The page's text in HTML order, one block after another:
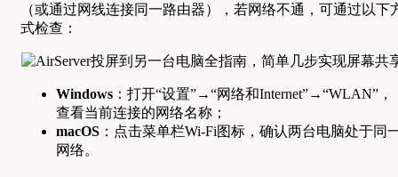
（或通过网线连接同一路由器），若网络不通，可通过以下
式检查：
Windows ：打开“设置”→“网络和Internet”→“WLAN”，
查看当前连接的网络名称；
macOS ：点击菜单栏Wi-Fi图标，确认两台电脑处于同
网络。